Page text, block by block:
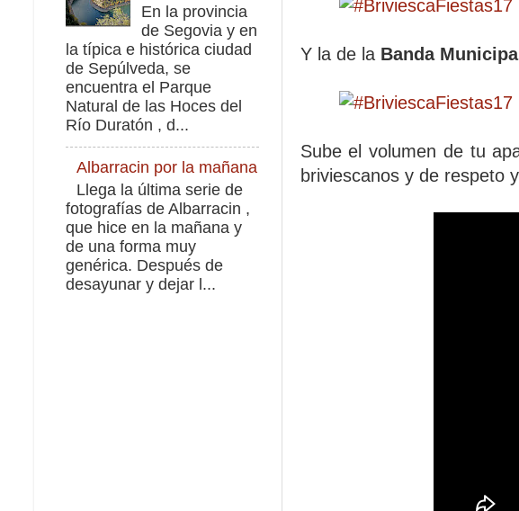
Y la de la Banda
Sube el volumen de tu
briviescanos y de respeto
En la provincia
de Segovia y en
la típica e histórica ciudad
de Sepúlveda, se
encuentra el Parque
Natural de las Hoces del
Río Duratón , d...
Albarracin por la mañana
Llega la última serie de
fotografías de Albarracin ,
que hice en la mañana y
de una forma muy
genérica. Después de
desayunar y dejar l...